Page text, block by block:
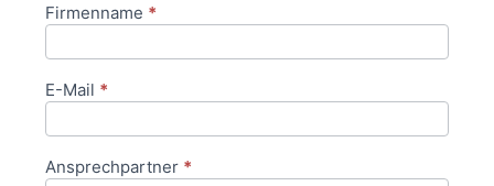
Anfrageformular
Firmenname *
E-Mail *
Ansprechpartner *